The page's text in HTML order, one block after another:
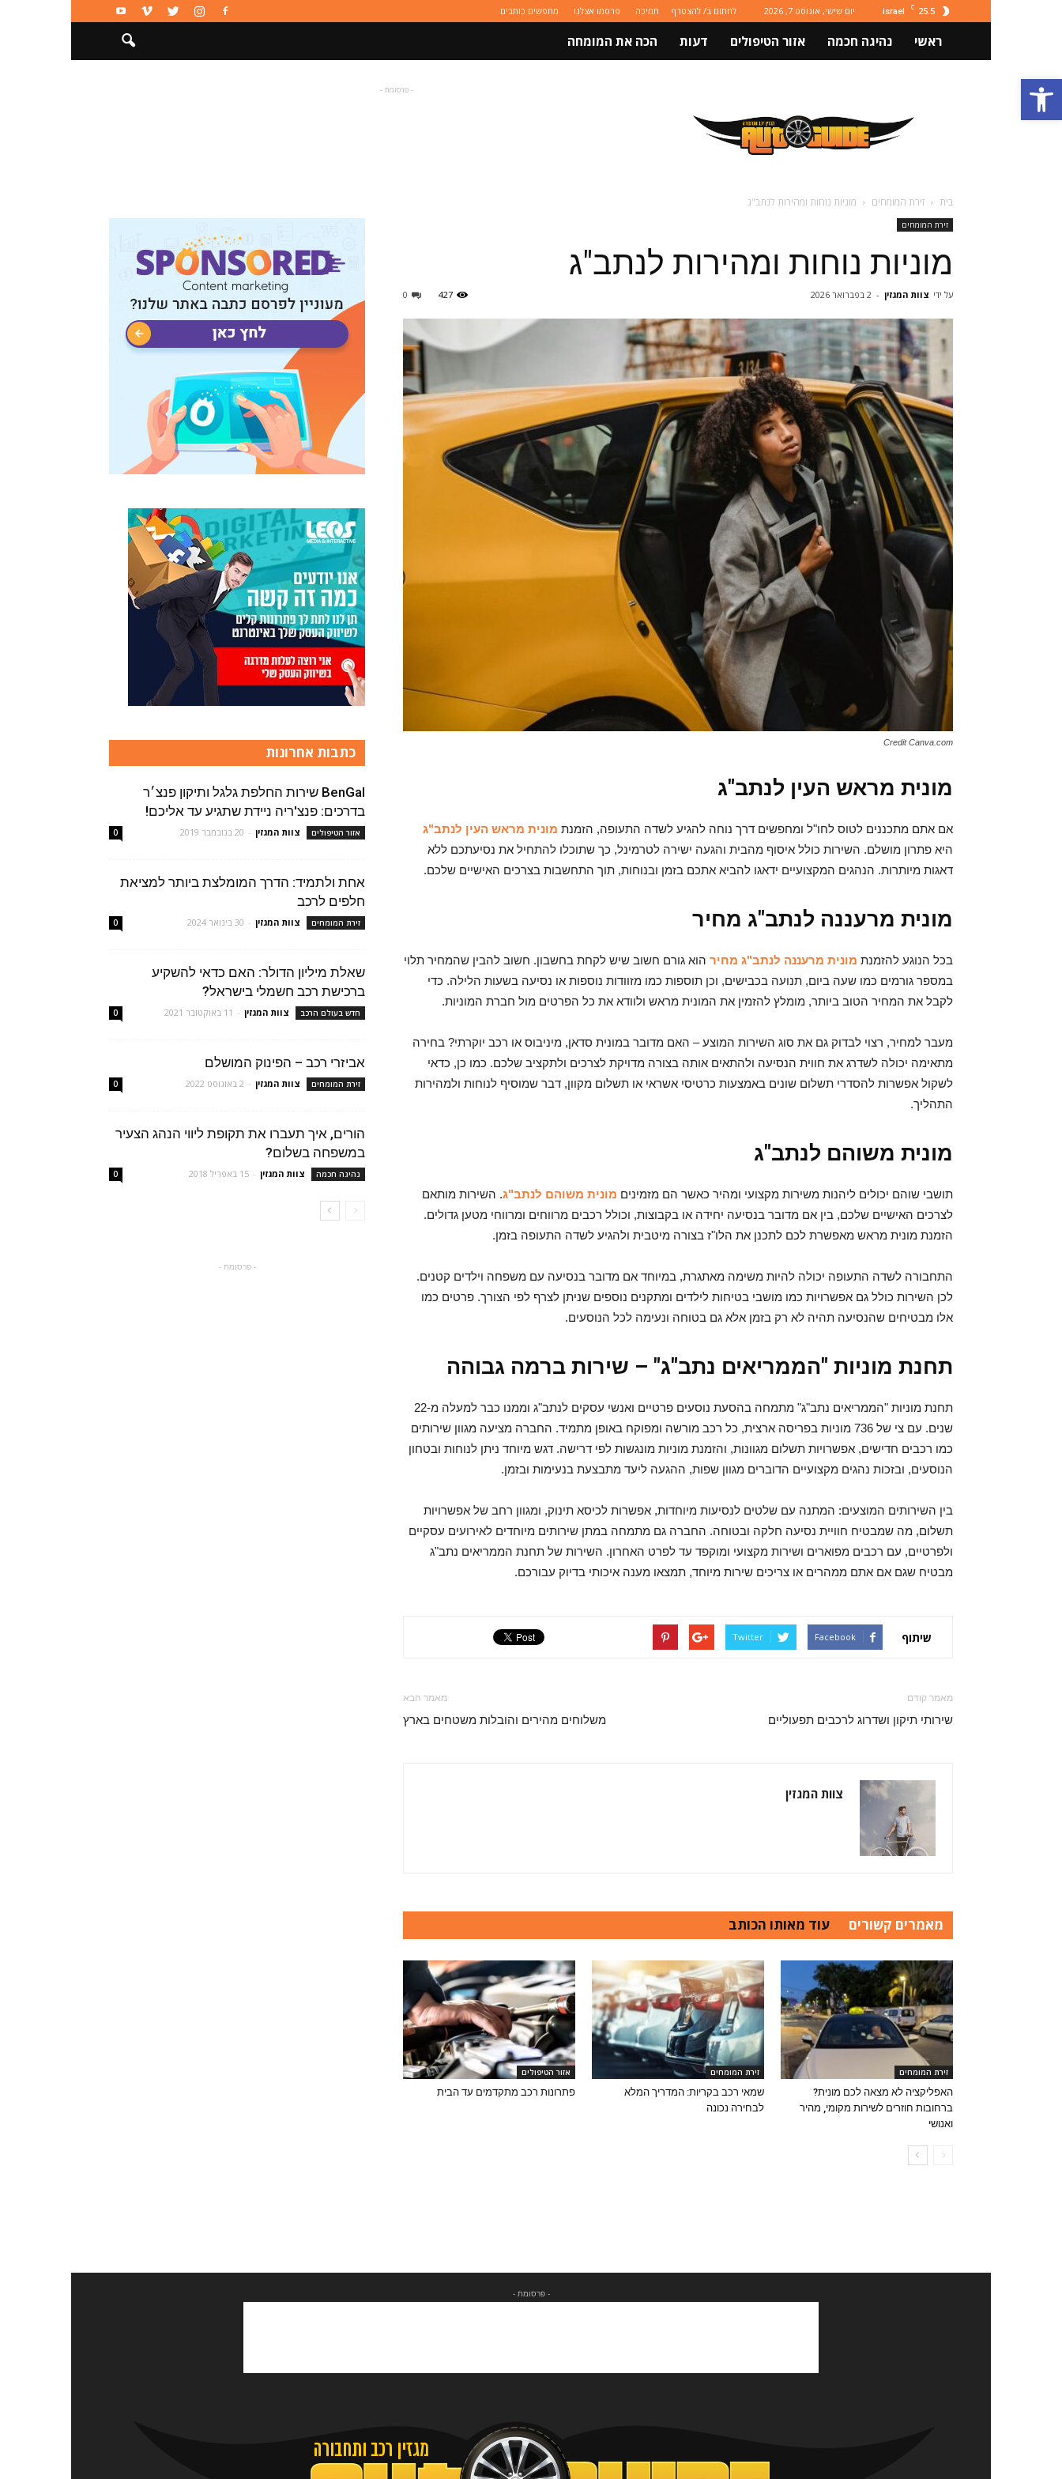
פתח סרגל נגישות
25.5
C
israel יום שישי, אוגוסט 7, 2026 לחתום ב/ להצטרף תמיכה פרסמו אצלנו מחפשים כותבים
ראשי נהיגה חכמה אזור הטיפולים דעות הכה את המומחה
ותחבורה
Autoguide
- פרסומת -
בית זירת המומחים מוניות נוחות ומהירות לנתב"ג
זירת המומחים
מוניות נוחות ומהירות לנתב"ג
על ידי צוות המגזין - 2 בפברואר 2026 0 427
Credit Canva.com
מונית מראש העין לנתב"ג
אם אתם מתכננים לטוס לחו"ל ומחפשים דרך נוחה להגיע לשדה התעופה, הזמנת מונית מראש העין לנתב"ג
היא פתרון מושלם. השירות כולל איסוף מהבית והגעה ישירה לטרמינל, כך שתוכלו להתחיל את נסיעתכם ללא
דאגות מיותרות. הנהגים המקצועיים ידאגו להביא אתכם בזמן ובנוחות, תוך התחשבות בצרכים האישיים שלכם.
מונית מרעננה לנתב"ג מחיר
בכל הנוגע להזמנת מונית מרעננה לנתב"ג מחיר הוא גורם חשוב שיש לקחת בחשבון. חשוב להבין שהמחיר תלוי
במספר גורמים כמו שעה ביום, תנועה בכבישים, וכן תוספות כמו מזוודות נוספות או נסיעה בשעות הלילה. כדי
לקבל את המחיר הטוב ביותר, מומלץ להזמין את המונית מראש ולוודא את כל הפרטים מול חברת המוניות.
מעבר למחיר, רצוי לבדוק גם את סוג השירות המוצע – האם מדובר במונית סדאן, מיניבוס או רכב יוקרתי? בחירה
מתאימה יכולה לשדרג את חווית הנסיעה ולהתאים אותה בצורה מדויקת לצרכים ולתקציב שלכם. כמו כן, כדאי
לשקול אפשרות להסדרי תשלום שונים באמצעות כרטיסי אשראי או תשלום מקוון, דבר שמוסיף לנוחות ולמהירות
התהליך.
מונית משוהם לנתב"ג
תושבי שוהם יכולים ליהנות משירות מקצועי ומהיר כאשר הם מזמינים מונית משוהם לנתב"ג. השירות מותאם
לצרכים האישיים שלכם, בין אם מדובר בנסיעה יחידה או בקבוצות, וכולל רכבים מרווחים ומרווחי מטען גדולים.
הזמנת מונית מראש מאפשרת לכם לתכנן את הלו"ז בצורה מיטבית ולהגיע לשדה התעופה בזמן.
התחבורה לשדה התעופה יכולה להיות משימה מאתגרת, במיוחד אם מדובר בנסיעה עם משפחה וילדים קטנים.
לכן השירות כולל גם אפשרויות כמו מושבי בטיחות לילדים ומתקנים נוספים שניתן לצרף לפי הצורך. פרטים כמו
אלו מבטיחים שהנסיעה תהיה לא רק בזמן אלא גם בטוחה ונעימה לכל הנוסעים.
תחנת מוניות "הממריאים נתב"ג" – שירות ברמה גבוהה
תחנת מוניות "הממריאים נתב"ג" מתמחה בהסעת נוסעים פרטיים ואנשי עסקים לנתב"ג וממנו כבר למעלה מ-22
שנים. עם צי של 736 מוניות בפריסה ארצית, כל רכב מורשה ומפוקח באופן מתמיד. החברה מציעה מגוון שירותים
כמו רכבים חדישים, אפשרויות תשלום מגוונות, והזמנת מוניות מונגשות לפי דרישה. דגש מיוחד ניתן לנוחות ובטחון
הנוסעים, ובזכות נהגים מקצועיים הדוברים מגוון שפות, ההגעה ליעד מתבצעת בנעימות ובזמן.
בין השירותים המוצעים: המתנה עם שלטים לנסיעות מיוחדות, אפשרות לכיסא תינוק, ומגוון רחב של אפשרויות
תשלום, מה שמבטיח חוויית נסיעה חלקה ובטוחה. החברה גם מתמחה במתן שירותים מיוחדים לאירועים עסקיים
ולפרטיים, עם רכבים מפוארים ושירות מקצועי ומוקפד עד לפרט האחרון. השירות של תחנת הממריאים נתב"ג
מבטיח שגם אם אתם ממהרים או צריכים שירות מיוחד, תמצאו מענה איכותי בדיוק עבורכם.
שיתוף Facebook
Twitter
מאמר קודם
שירותי תיקון ושדרוג לרכבים תפעוליים
מאמר הבא
משלוחים מהירים והובלות משטחים בארץ
צוות המגזין
מאמרים קשורים עוד מאותו הכותב
זירת המומחים
האפליקציה לא מצאה לכם מונית?
ברחובות חוזרים לשירות מקומי, מהיר
ואנושי
זירת המומחים
שמאי רכב בקריות: המדריך המלא
לבחירה נכונה
אזור הטיפולים
פתרונות רכב מתקדמים עד הבית
כתבות אחרונות
BenGal שירות החלפת גלגל ותיקון פנצ׳ר
בדרכים: פנצ'ריה ניידת שתגיע עד אליכם!
אזור הטיפולים צוות המגזין - 20 בנובמבר 2019 0
אחת ולתמיד: הדרך המומלצת ביותר למציאת
חלפים לרכב
זירת המומחים צוות המגזין - 30 בינואר 2024 0
שאלת מיליון הדולר: האם כדאי להשקיע
ברכישת רכב חשמלי בישראל?
חדש בעולם הרכב צוות המגזין - 11 באוקטובר 2021 0
אביזרי רכב – הפינוק המושלם
זירת המומחים צוות המגזין - 2 באוגוסט 2022 0
הורים, איך תעברו את תקופת ליווי הנהג הצעיר
במשפחה בשלום?
נהיגה חכמה צוות המגזין - 15 באפריל 2018 0
- פרסומת -
- פרסומת -